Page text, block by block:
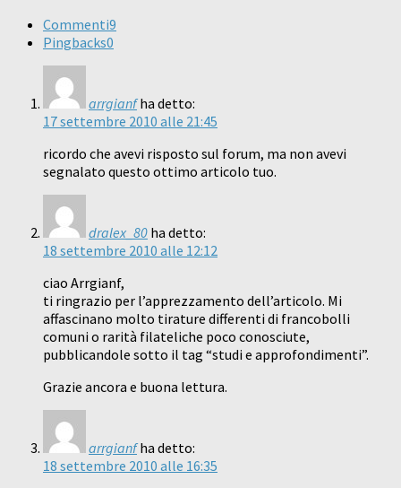
Commenti9
Pingbacks0
arrgianf ha detto:
17 settembre 2010 alle 21:45
ricordo che avevi risposto sul forum, ma non avevi
segnalato questo ottimo articolo tuo.
dralex_80 ha detto:
18 settembre 2010 alle 12:12
ciao Arrgianf,
ti ringrazio per l’apprezzamento dell’articolo. Mi
affascinano molto tirature differenti di francobolli
comuni o rarità filateliche poco conosciute,
pubblicandole sotto il tag “studi e approfondimenti”.
Grazie ancora e buona lettura.
arrgianf ha detto:
18 settembre 2010 alle 16:35